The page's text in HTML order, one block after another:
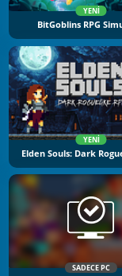
YENI
BitGoblins RPG
YENI
Elden Souls: Dark
SADECE PC